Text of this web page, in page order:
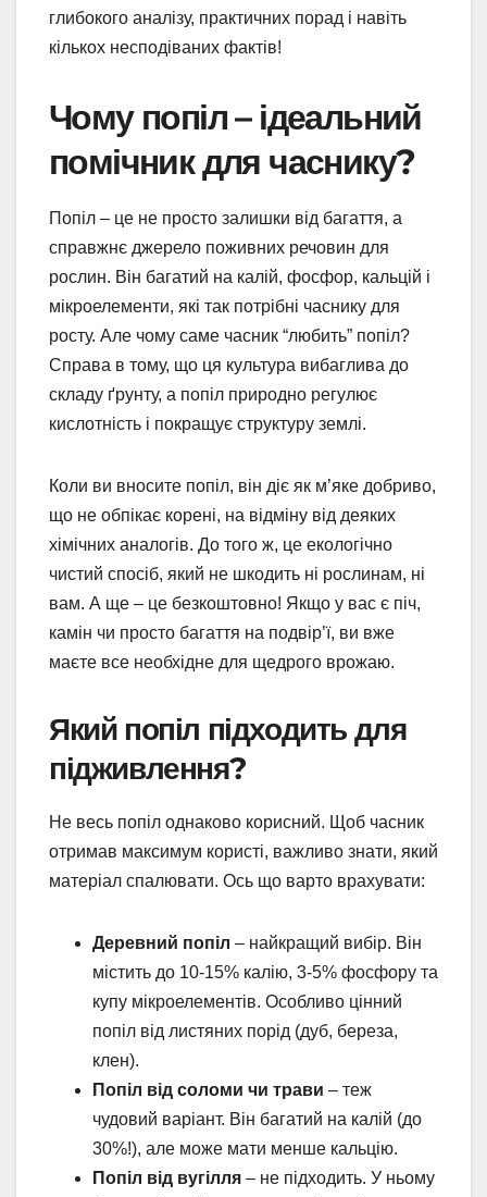
глибокого аналізу, практичних порад і навіть
кількох несподіваних фактів!
Чому попіл – ідеальний
помічник для часнику?
Попіл – це не просто залишки від багаття, а
справжнє джерело поживних речовин для
рослин. Він багатий на калій, фосфор, кальцій і
мікроелементи, які так потрібні часнику для
росту. Але чому саме часник “любить” попіл?
Справа в тому, що ця культура вибаглива до
складу ґрунту, а попіл природно регулює
кислотність і покращує структуру землі.
Коли ви вносите попіл, він діє як м’яке добриво,
що не обпікає корені, на відміну від деяких
хімічних аналогів. До того ж, це екологічно
чистий спосіб, який не шкодить ні рослинам, ні
вам. А ще – це безкоштовно! Якщо у вас є піч,
камін чи просто багаття на подвір’ї, ви вже
маєте все необхідне для щедрого врожаю.
Який попіл підходить для
підживлення?
Не весь попіл однаково корисний. Щоб часник
отримав максимум користі, важливо знати, який
матеріал спалювати. Ось що варто врахувати:
Деревний попіл – найкращий вибір. Він
містить до 10-15% калію, 3-5% фосфору та
купу мікроелементів. Особливо цінний
попіл від листяних порід (дуб, береза,
клен).
Попіл від соломи чи трави – теж
чудовий варіант. Він багатий на калій (до
30%!), але може мати менше кальцію.
Попіл від вугілля – не підходить. У ньому